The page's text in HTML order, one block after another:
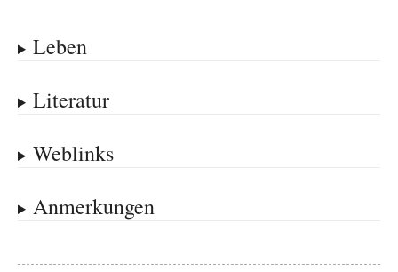
Leben
Literatur
Weblinks
Anmerkungen